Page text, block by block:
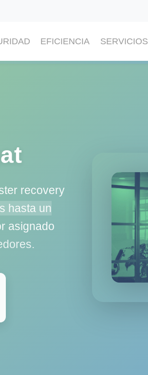
EFICIENCIA SERVICIOS
recovery
hasta un
asignado